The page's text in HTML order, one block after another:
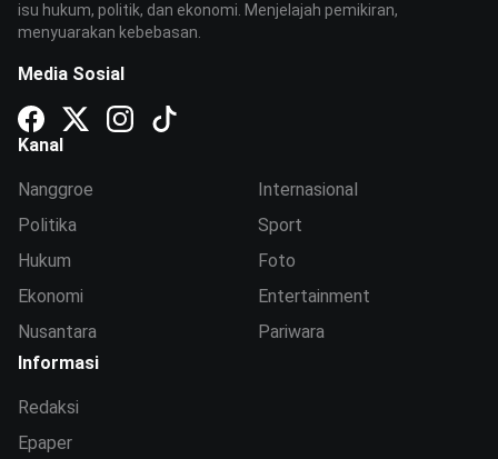
isu hukum, politik, dan ekonomi. Menjelajah pemikiran,
menyuarakan kebebasan.
Media Sosial
Kanal
Nanggroe
Politika
Hukum
Ekonomi
Nusantara
Internasional
Sport
Foto
Entertainment
Pariwara
Informasi
Redaksi
Epaper